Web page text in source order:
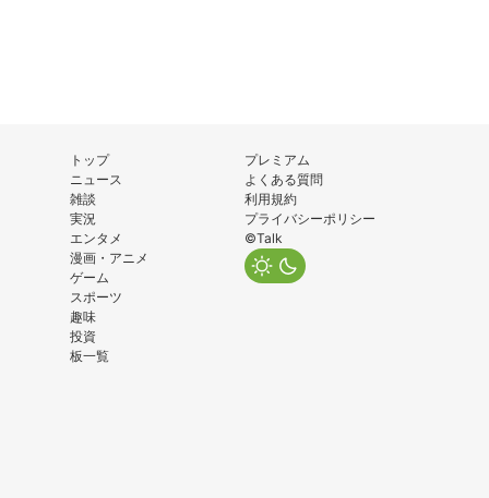
トップ
ニュース
雑談
実況
エンタメ
漫画・アニメ
ゲーム
スポーツ
趣味
投資
板一覧
プレミアム
よくある質問
利用規約
プライバシーポリシー
©Talk